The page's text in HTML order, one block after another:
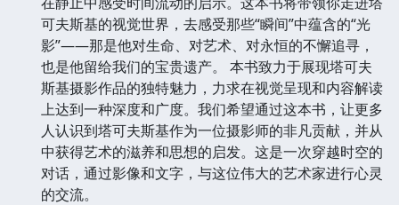
可夫斯基的视觉世界，去感受那些“瞬间”中蕴含的“光
影”——那是他对生命、对艺术、对永恒的不懈追寻，
也是他留给我们的宝贵遗产。 本书致力于展现塔可夫
斯基摄影作品的独特魅力，力求在视觉呈现和内容解读
上达到一种深度和广度。我们希望通过这本书，让更多
人认识到塔可夫斯基作为一位摄影师的非凡贡献，并从
中获得艺术的滋养和思想的启发。这是一次穿越时空的
对话，通过影像和文字，与这位伟大的艺术家进行心灵
的交流。